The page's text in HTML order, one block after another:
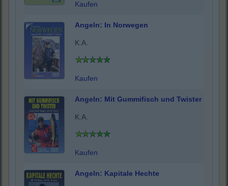
Kaufen
Angeln: In Norwegen
K.A.
Kaufen
Angeln: Mit Gummifisch und Twister
K.A.
Kaufen
Angeln: Kapitale Hechte